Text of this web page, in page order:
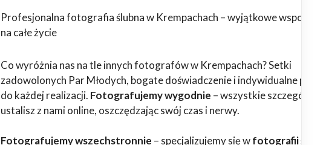
Profesjonalna fotografia ślubna w Krempachach – wyjątkowe
na całe życie
Co wyróżnia nas na tle innych fotografów w Krempachach? Setki
zadowolonych Par Młodych, bogate doświadczenie i indywidualne
do każdej realizacji. Fotografujemy wygodnie – wszystkie szczegóły
ustalisz z nami online, oszczędzając swój czas i nerwy.
Fotografujemy wszechstronnie – specjalizujemy się wfotografii